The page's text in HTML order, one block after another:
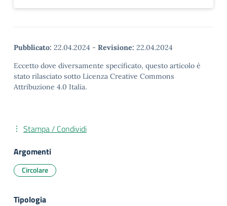
Pubblicato: 22.04.2024 - Revisione: 22.04.2024
Eccetto dove diversamente specificato, questo articolo è
stato rilasciato sotto Licenza Creative Commons
Attribuzione 4.0 Italia.
Stampa / Condividi
Argomenti
Circolare
Tipologia